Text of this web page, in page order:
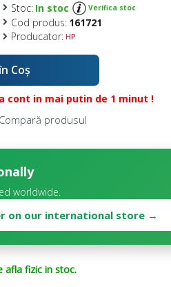
Stoc: In stoc Verifica stoc
Cod produs: 161721
Producator: HP
Coş
cont in mai putin de 1 minut !
produsul
worldwide.
on our international store →